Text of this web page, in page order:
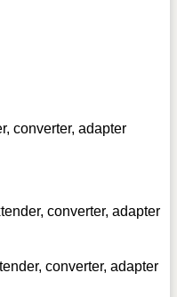
converter, adapter
converter, adapter
converter, adapter